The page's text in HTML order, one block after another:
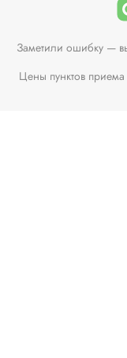
Заметили ошибку —
Цены пунктов